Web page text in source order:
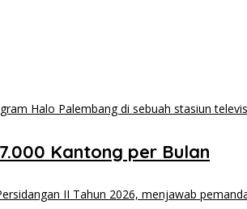
Kantong per Bulan